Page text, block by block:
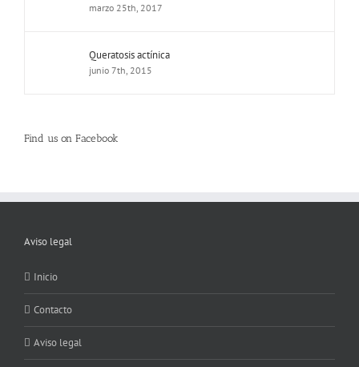
marzo 25th, 2017
Queratosis actínica
junio 7th, 2015
Find us on Facebook
Aviso legal
Inicio
Contacto
Aviso legal